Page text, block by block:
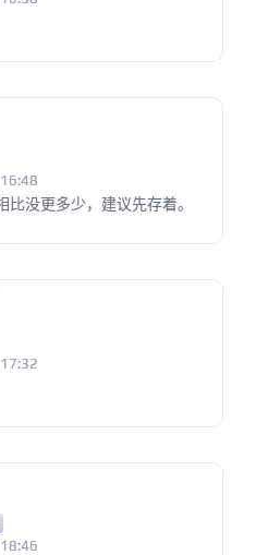
比没更多少，建议先存着。